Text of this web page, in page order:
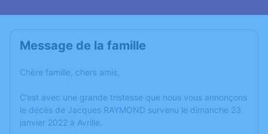
Message de la famille
Chère famille, chers amis,
C’est avec une grande tristesse que nous vous annonçons
le décès de Jacques RAYMOND survenu le dimanche 23
janvier 2022 à Avrille.